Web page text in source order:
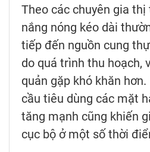
Theo các chuyên gia
nắng nóng kéo dài
tiếp đến nguồn cung
do quá trình thu hoạch,
quản gặp khó khăn
cầu tiêu dùng các mặt
tăng mạnh cũng khiến
cục bộ ở một số thời